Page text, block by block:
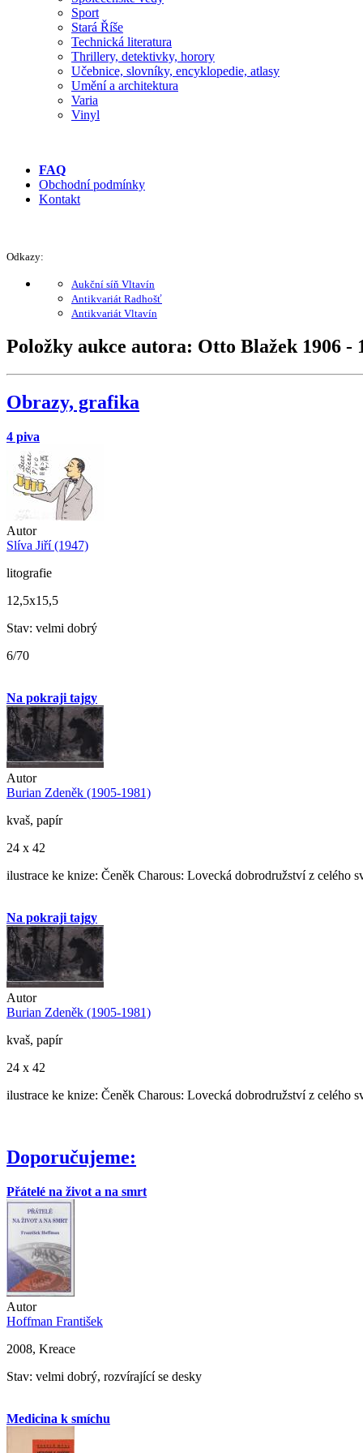
Sport
Stará Říše
Technická literatura
Thrillery, detektivky, horory
Učebnice, slovníky, encyklopedie, atlasy
Umění a architektura
Varia
Vinyl
FAQ
Obchodní podmínky
Kontakt
Odkazy:
Aukční síň Vltavín
Antikvariát Radhošť
Antikvariát Vltavín
Položky aukce autora: Otto Blažek 1906 -
Obrazy, grafika
4 piva
Autor
Slíva Jiří (1947)
litografie
12,5x15,5
Stav: velmi dobrý
6/70
Na pokraji tajgy
Autor
Burian Zdeněk (1905-1981)
kvaš, papír
24 x 42
ilustrace ke knize: Čeněk Charous: Lovecká dobrodružství z celého
Na pokraji tajgy
Autor
Burian Zdeněk (1905-1981)
kvaš, papír
24 x 42
ilustrace ke knize: Čeněk Charous: Lovecká dobrodružství z celého
Doporučujeme:
Přátelé na život a na smrt
Autor
Hoffman František
2008, Kreace
Stav: velmi dobrý, rozvírající se desky
Medicina k smíchu